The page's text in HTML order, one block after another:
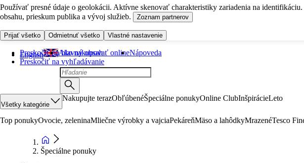
Používať presné údaje o geolokácii. Aktívne skenovať charakteristiky zariadenia na
obsahu, prieskum publika a vývoj služieb.
Zoznam partnerov
Prijať všetko Odmietnuť všetko Vlastné nastavenie
Preskočiť na hlavný obsah
Preskočiť na vyhľadávanie
English Ako nakupovať onlineNápoveda
Všetky kategórie
Nakupujte terazObľúbenéŠpeciálne ponukyOnline ClubInšpirácieLeto
Top ponukyOvocie, zeleninaMliečne výrobky a vajciaPekáreňMäso a lahôdkyMrazenéTesco
Špeciálne ponuky